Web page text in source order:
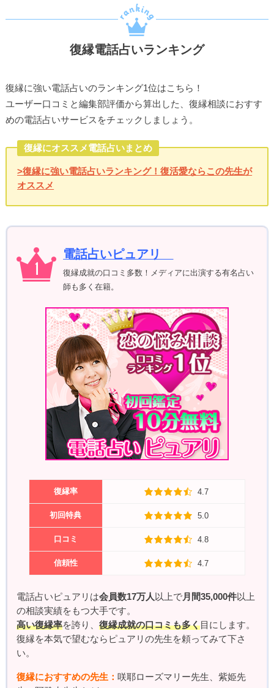
復縁電話占いランキング
復縁に強い電話占いのランキング1位はこちら！
ユーザー口コミと編集部評価から算出した、復縁相談におすす
めの電話占いサービスをチェックしましょう。
復縁にオススメ電話占いまとめ
>復縁に強い電話占いランキング！復活愛ならこの先生が
オススメ
電話占いピュアリ
復縁成就の口コミ多数！メディアに出演する有名占い
師も多く在籍。
復縁率 4.7
初回特典 5.0
口コミ 4.8
信頼性 4.7
電話占いピュアリは会員数17万人 以上で月間35,000件以上
の相談実績をもつ大手です。
高い復縁率を誇り、復縁成就の口コミも多く目にします。
復縁を本気で望むならピュアリの先生を頼ってみて下さ
い。
復縁におすすめの先生：咲耶ローズマリー先生、紫姫先